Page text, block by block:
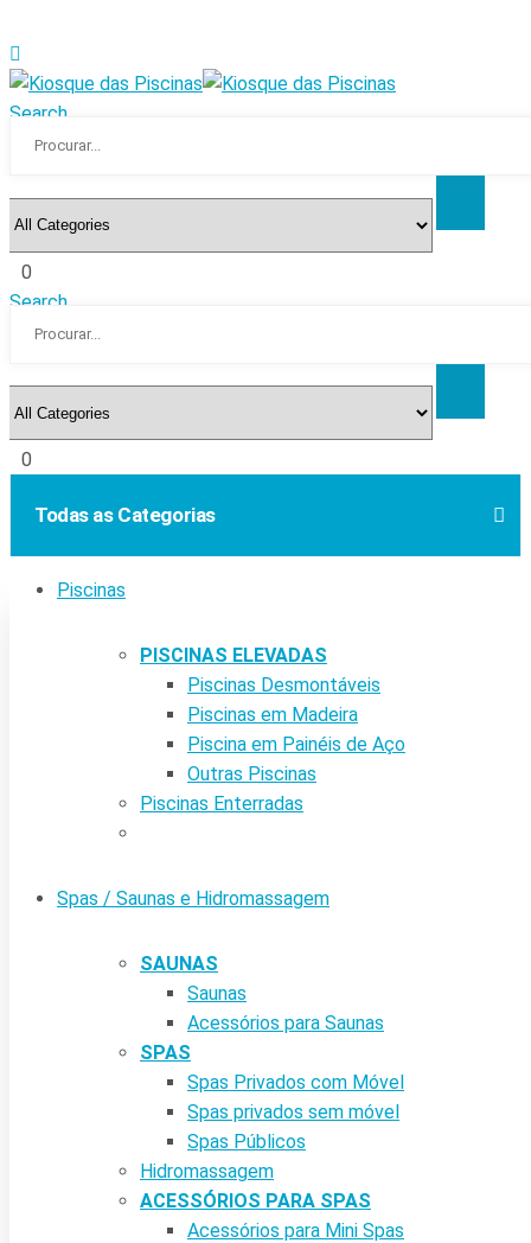
Search
0
Search
0
Todas as Categorias
Piscinas
PISCINAS ELEVADAS
Piscinas Desmontáveis
Piscinas em Madeira
Piscina em Painéis de Aço
Outras Piscinas
Piscinas Enterradas
Spas / Saunas e Hidromassagem
SAUNAS
Saunas
Acessórios para Saunas
SPAS
Spas Privados com Móvel
Spas privados sem móvel
Spas Públicos
Hidromassagem
ACESSÓRIOS PARA SPAS
Acessórios para Mini Spas